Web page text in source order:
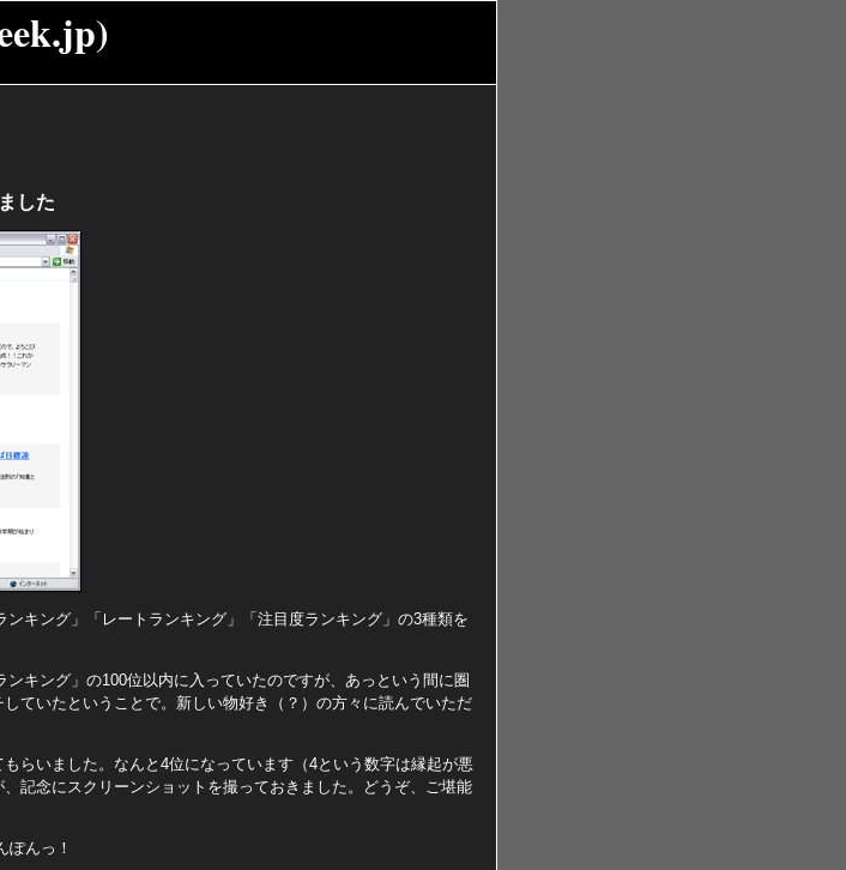
した
キング」「レートランキング」「注目度ランキング」の3種類を
キング」の100位以内に入っていたのですが、あっという間に圏
ていたということで。新しい物好き（？）の方々に読んでいただ
らいました。なんと4位になっています（4という数字は縁起が悪
記念にスクリーンショットを撮っておきました。どうぞ、ご堪能
ぽんっ！